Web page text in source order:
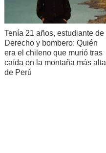
Tenía 21 años, estudiante de
Derecho y bombero: Quién
era el chileno que murió tras
caída en la montaña más alta
de Perú